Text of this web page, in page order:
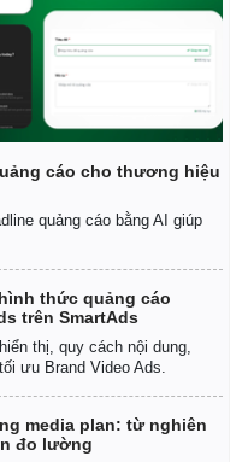
trường
Giá vàng
Tiêu dùng
Tỷ giá
Chứng khoán
cáo cho thương hiệu
quảng cáo bằng AI giúp
thức quảng cáo
trên SmartAds
thị, quy cách nội dung,
ưu Brand Video Ads.
media plan: từ nghiên
đo lường